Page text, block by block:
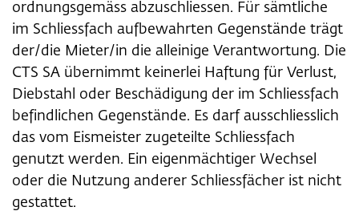
ordnungsgemäss abzuschliessen. Für sämtliche
im Schliessfach aufbewahrten Gegenstände trägt
der/die Mieter/in die alleinige Verantwortung. Die
CTS SA übernimmt keinerlei Haftung für Verlust,
Diebstahl oder Beschädigung der im Schliessfach
befindlichen Gegenstände. Es darf ausschliesslich
das vom Eismeister zugeteilte Schliessfach
genutzt werden. Ein eigenmächtiger Wechsel
oder die Nutzung anderer Schliessfächer ist nicht
gestattet.